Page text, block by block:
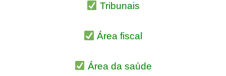
Tribunais
Área fiscal
Área da saúde